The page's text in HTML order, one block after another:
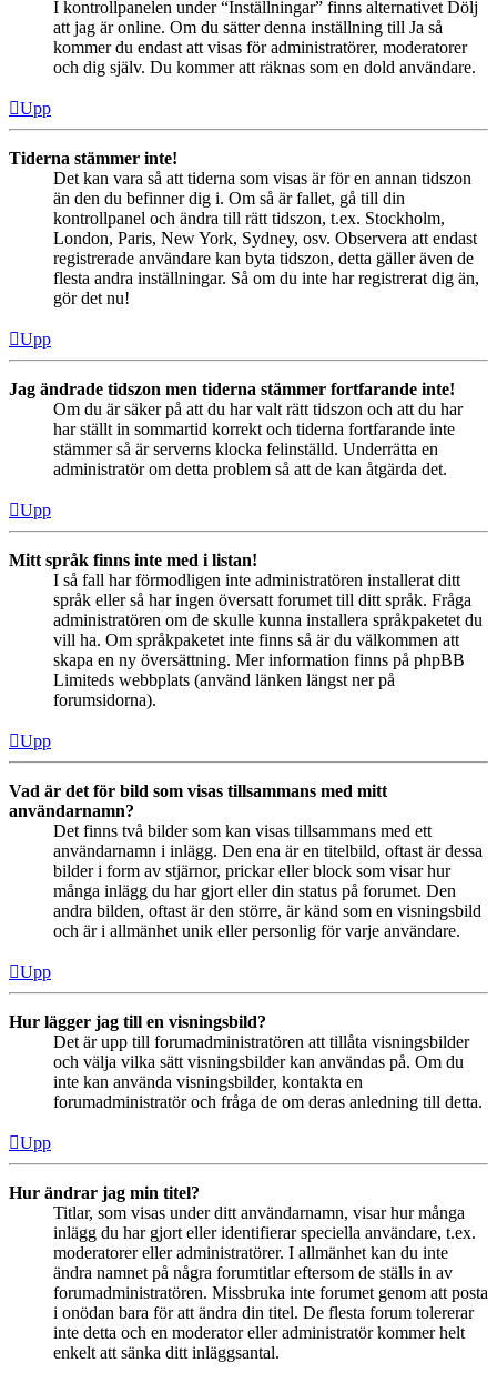
I kontrollpanelen under “Inställningar” finns alternativet Dölj
att jag är online. Om du sätter denna inställning till Ja så
kommer du endast att visas för administratörer, moderatorer
och dig själv. Du kommer att räknas som en dold användare.
Upp
Tiderna stämmer inte!
Det kan vara så att tiderna som visas är för en annan tidszon
än den du befinner dig i. Om så är fallet, gå till din
kontrollpanel och ändra till rätt tidszon, t.ex. Stockholm,
London, Paris, New York, Sydney, osv. Observera att endast
registrerade användare kan byta tidszon, detta gäller även de
flesta andra inställningar. Så om du inte har registrerat dig än,
gör det nu!
Upp
Jag ändrade tidszon men tiderna stämmer fortfarande inte!
Om du är säker på att du har valt rätt tidszon och att du har
har ställt in sommartid korrekt och tiderna fortfarande inte
stämmer så är serverns klocka felinställd. Underrätta en
administratör om detta problem så att de kan åtgärda det.
Upp
Mitt språk finns inte med i listan!
I så fall har förmodligen inte administratören installerat ditt
språk eller så har ingen översatt forumet till ditt språk. Fråga
administratören om de skulle kunna installera språkpaketet du
vill ha. Om språkpaketet inte finns så är du välkommen att
skapa en ny översättning. Mer information finns på phpBB
Limiteds webbplats (använd länken längst ner på
forumsidorna).
Upp
Vad är det för bild som visas tillsammans med mitt
användarnamn?
Det finns två bilder som kan visas tillsammans med ett
användarnamn i inlägg. Den ena är en titelbild, oftast är dessa
bilder i form av stjärnor, prickar eller block som visar hur
många inlägg du har gjort eller din status på forumet. Den
andra bilden, oftast är den större, är känd som en visningsbild
och är i allmänhet unik eller personlig för varje användare.
Upp
Hur lägger jag till en visningsbild?
Det är upp till forumadministratören att tillåta visningsbilder
och välja vilka sätt visningsbilder kan användas på. Om du
inte kan använda visningsbilder, kontakta en
forumadministratör och fråga de om deras anledning till detta.
Upp
Hur ändrar jag min titel?
Titlar, som visas under ditt användarnamn, visar hur många
inlägg du har gjort eller identifierar speciella användare, t.ex.
moderatorer eller administratörer. I allmänhet kan du inte
ändra namnet på några forumtitlar eftersom de ställs in av
forumadministratören. Missbruka inte forumet genom att posta
i onödan bara för att ändra din titel. De flesta forum tolererar
inte detta och en moderator eller administratör kommer helt
enkelt att sänka ditt inläggsantal.